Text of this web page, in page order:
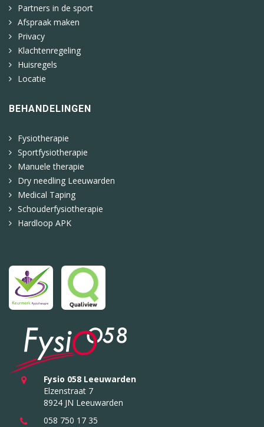
Partners in de sport
Afspraak maken
Privacy
Klachtenregeling
Huisregels
Locatie
BEHANDELINGEN
Fysiotherapie
Sportfysiotherapie
Manuele therapie
Dry needling Leeuwarden
Medical Taping
Schouderfysiotherapie
Hardloop APK
Fysio 058 Leeuwarden
Elzenstraat 7
8924 JN Leeuwarden
058 750 17 35